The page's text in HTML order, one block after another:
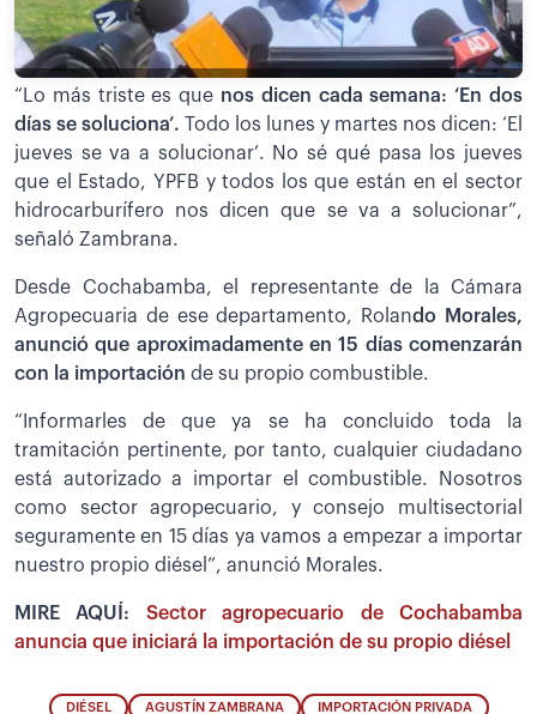
“Lo más triste es que nos dicen cada semana: ‘En dos
días se soluciona’. Todo los lunes y martes nos dicen: ‘El
jueves se va a solucionar’. No sé qué pasa los jueves
que el Estado, YPFB y todos los que están en el sector
hidrocarburífero nos dicen que se va a solucionar”,
señaló Zambrana.
Desde Cochabamba, el representante de la Cámara
Agropecuaria de ese departamento, Rolando Morales,
anunció que aproximadamente en 15 días comenzarán
con la importación de su propio combustible.
“Informarles de que ya se ha concluido toda la
tramitación pertinente, por tanto, cualquier ciudadano
está autorizado a importar el combustible. Nosotros
como sector agropecuario, y consejo multisectorial
seguramente en 15 días ya vamos a empezar a importar
nuestro propio diésel”, anunció Morales.
MIRE AQUÍ: Sector agropecuario de Cochabamba
anuncia que iniciará la importación de su propio diésel
DIÉSEL AGUSTÍN ZAMBRANA IMPORTACIÓN PRIVADA